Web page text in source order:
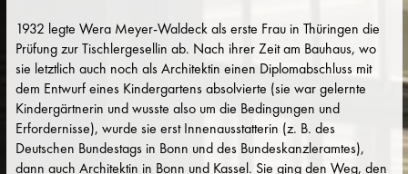
1932 legte Wera Meyer-Waldeck als erste Frau in Thüringen die
Prüfung zur Tischlergesellin ab. Nach ihrer Zeit am Bauhaus, wo
sie letztlich auch noch als Architektin einen Diplomabschluss mit
dem Entwurf eines Kindergartens absolvierte (sie war gelernte
Kindergärtnerin und wusste also um die Bedingungen und
Erfordernisse), wurde sie erst Innenausstatterin (z. B. des
Deutschen Bundestags in Bonn und des Bundeskanzleramtes),
dann auch Architektin in Bonn und Kassel. Sie ging den Weg, den